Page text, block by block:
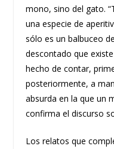
mono, sino del gato.
una especie de
sólo es un balbuceo
descontado que
hecho de contar,
posteriormente, a
absurda en la que un
confirma el discurso
Los relatos que